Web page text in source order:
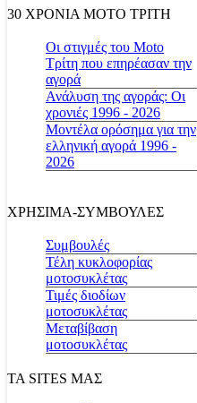
30 ΧΡΟΝΙΑ MOTO ΤΡΙΤΗ
Οι στιγμές του Moto
Τρίτη που επηρέασαν την
αγορά
Ανάλυση της αγοράς: Οι
χρονιές 1996 - 2026
Μοντέλα ορόσημα για την
ελληνική αγορά 1996 -
2026
ΧΡΗΣΙΜΑ-ΣΥΜΒΟΥΛΕΣ
Συμβουλές
Τέλη κυκλοφορίας
μοτοσυκλέτας
Τιμές διοδίων
μοτοσυκλέτας
Μεταβίβαση
μοτοσυκλέτας
ΤΑ SITES ΜΑΣ